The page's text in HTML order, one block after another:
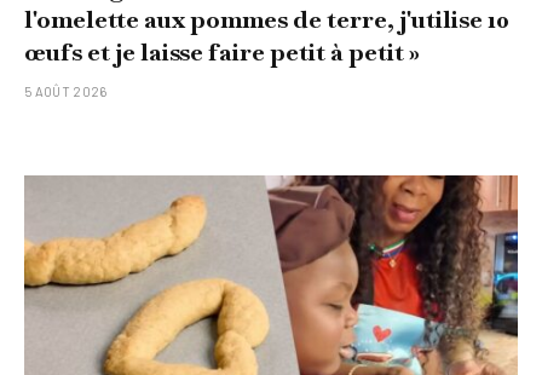
l'omelette aux pommes de terre, j'utilise 10
œufs et je laisse faire petit à petit »
5 AOÛT 2026